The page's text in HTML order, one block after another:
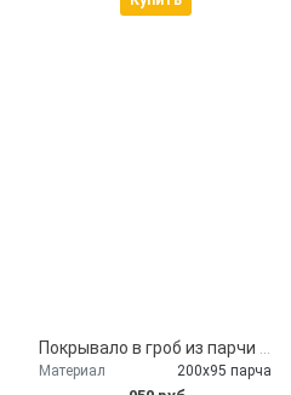
Материал 200х95 парча